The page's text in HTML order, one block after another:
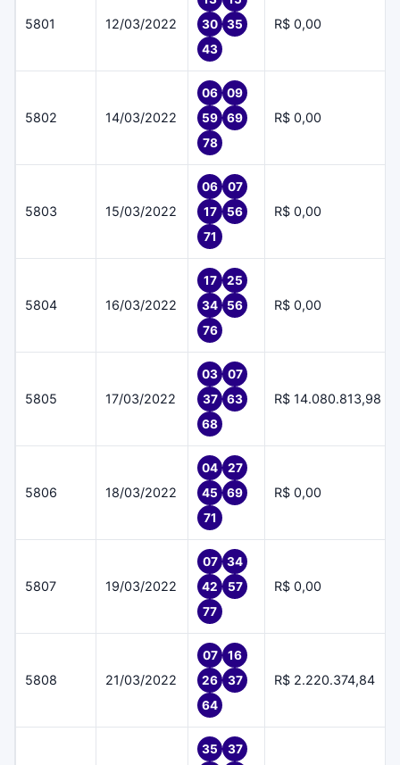
5801 12/03/2022
30
35
43
R$ 0,00
5802 14/03/2022
06
09
59
69
78
R$ 0,00
5803 15/03/2022
06
07
17
56
71
R$ 0,00
5804 16/03/2022
17
25
34
56
76
R$ 0,00
5805 17/03/2022
03
07
37
63
68
R$ 14.080.813,98
5806 18/03/2022
04
27
45
69
71
R$ 0,00
5807 19/03/2022
07
34
42
57
77
R$ 0,00
5808 21/03/2022
07
16
26
37
64
R$ 2.220.374,84
35
37